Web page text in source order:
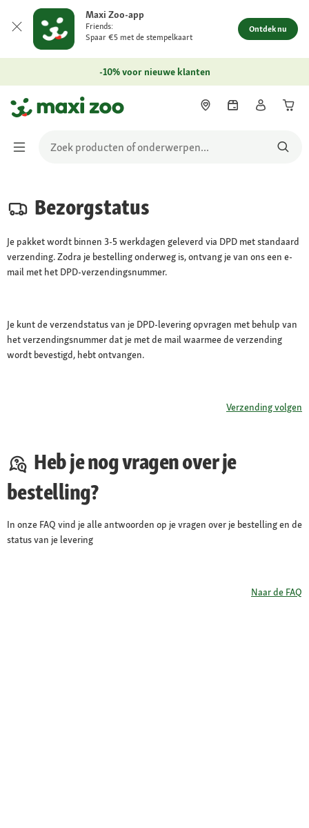
Maxi Zoo-app
Friends:
Spaar €5 met de stempelkaart
Ontdek nu
-10% voor nieuwe klanten
Bezorgstatus
Je pakket wordt binnen 3-5 werkdagen geleverd via DPD met standaard
verzending. Zodra je bestelling onderweg is, ontvang je van ons een e-
mail met het DPD-verzendingsnummer.
Je kunt de verzendstatus van je DPD-levering opvragen met behulp van
het verzendingsnummer dat je met de mail waarmee de verzending
wordt bevestigd, hebt ontvangen.
Verzending volgen
Heb je nog vragen over je
bestelling?
In onze FAQ vind je alle antwoorden op je vragen over je bestelling en de
status van je levering
Naar de FAQ